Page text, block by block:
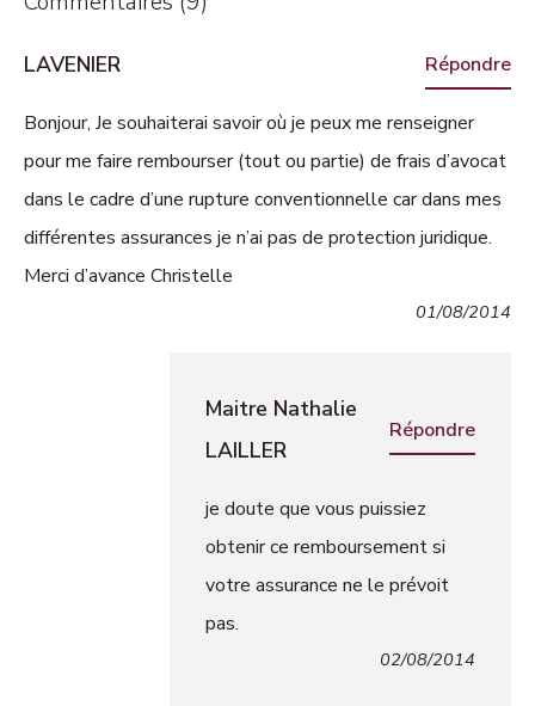
LAVENIER Répondre
Bonjour, Je souhaiterai savoir où je peux me renseigner
pour me faire rembourser (tout ou partie) de frais d’avocat
dans le cadre d’une rupture conventionnelle car dans mes
différentes assurances je n’ai pas de protection juridique.
Merci d’avance Christelle
01/08/2014
Maitre Nathalie
LAILLER
Répondre
je doute que vous puissiez
obtenir ce remboursement si
votre assurance ne le prévoit
pas.
02/08/2014